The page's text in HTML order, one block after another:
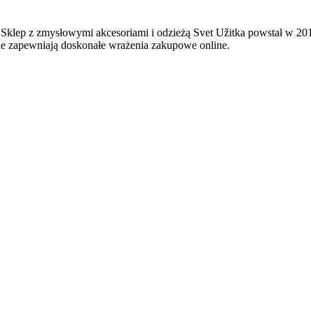
Sklep z zmysłowymi akcesoriami i odzieżą Svet Užitka powstał w
doskonałe wrażenia zakupowe online.